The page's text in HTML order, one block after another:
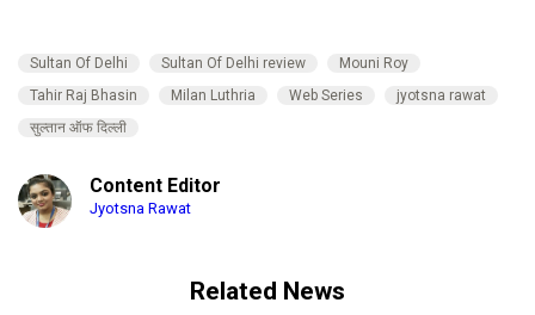
Sultan Of Delhi Sultan Of Delhi review
Mouni Roy
Tahir Raj Bhasin
Milan Luthria Web Series
jyotsna rawat
सुल्‍तान ऑफ दिल्‍ली
Content Editor
Jyotsna Rawat
Related News